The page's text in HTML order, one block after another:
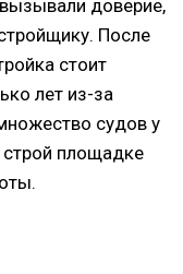
доверие,
После
стоит
лет из-за
судов у
строй площадке